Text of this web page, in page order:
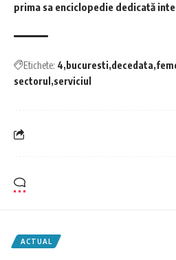
prima sa enciclopedie dedicată
Etichete: 4 bucuresti decedata
sectorul serviciul
ACTUAL